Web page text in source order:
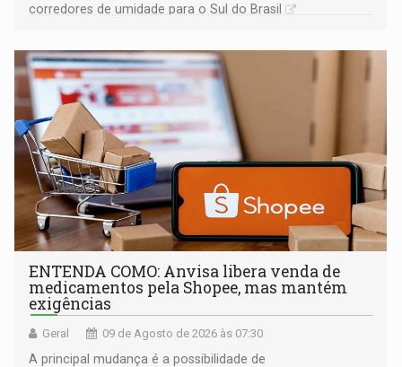
corredores de umidade para o Sul do Brasil
ENTENDA COMO: Anvisa libera venda de
medicamentos pela Shopee, mas mantém
exigências
Geral 09 de Agosto de 2026 às 07:30
A principal mudança é a possibilidade de